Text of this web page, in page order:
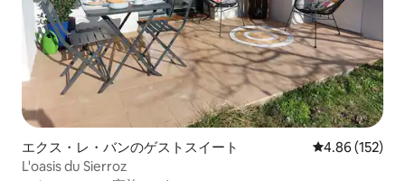
エクス・レ・バンのゲストスイート レビュー152
4.86 (152)
L'oasis du Sierroz